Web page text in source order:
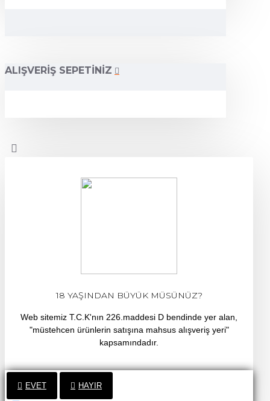
ALIŞVERIŞ SEPETINIZ
18 YAŞINDAN BÜYÜK MÜSÜNÜZ?
Web sitemiz T.C.K'nın 226.maddesi D bendinde yer alan,
"müstehcen ürünlerin satışına mahsus alışveriş yeri"
kapsamındadır.
EVET HAYIR